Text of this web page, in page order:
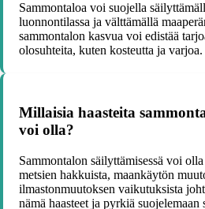
Sammontaloa voi suojella
luonnontilassa ja välttämällä
sammontalon kasvua voi edistää
olosuhteita, kuten kosteutta ja varjoa.
Millaisia haasteita
voi olla?
Sammontalon säilyttämisessä voi
metsien hakkuista, maankäytön
ilmastonmuutoksen vaikutuksista
nämä haasteet ja pyrkiä suojelemaan